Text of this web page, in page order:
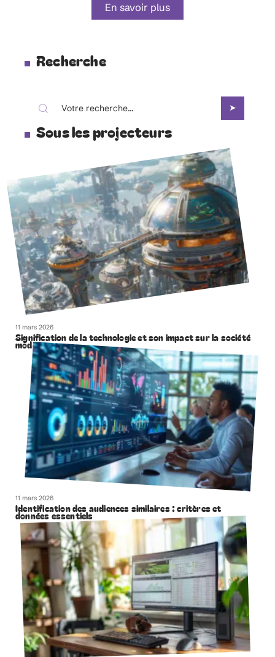
En savoir plus
Recherche
Sous les projecteurs
11 mars 2026
Signification de la technologie et son impact sur la société
moderne
11 mars 2026
Identification des audiences similaires : critères et
données essentiels